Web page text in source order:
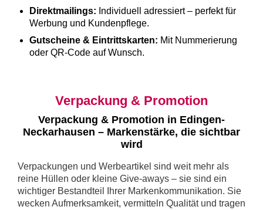
Direktmailings: Individuell adressiert – perfekt für
Werbung und Kundenpflege.
Gutscheine & Eintrittskarten: Mit Nummerierung
oder QR-Code auf Wunsch.
Verpackung & Promotion
Verpackung & Promotion in Edingen-
Neckarhausen – Markenstärke, die sichtbar
wird
Verpackungen und Werbeartikel sind weit mehr als
reine Hüllen oder kleine Give-aways – sie sind ein
wichtiger Bestandteil Ihrer Markenkommunikation. Sie
wecken Aufmerksamkeit, vermitteln Qualität und tragen